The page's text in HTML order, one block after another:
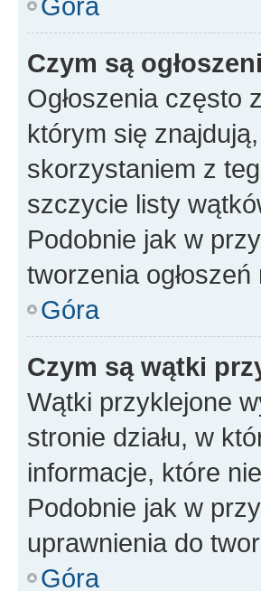
Czym są
Ogłoszenia często
którym się
skorzystaniem z
szczycie listy
Podobnie jak w
tworzenia
Góra
Czym są wątki
Wątki przyklejone
stronie działu, w
informacje, które
Podobnie jak w
uprawnienia do
Góra